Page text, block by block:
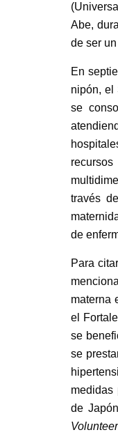
Abe,
de ser
En
nipón, el
se
través
de
Para
materna
el
se
se
medidas
de